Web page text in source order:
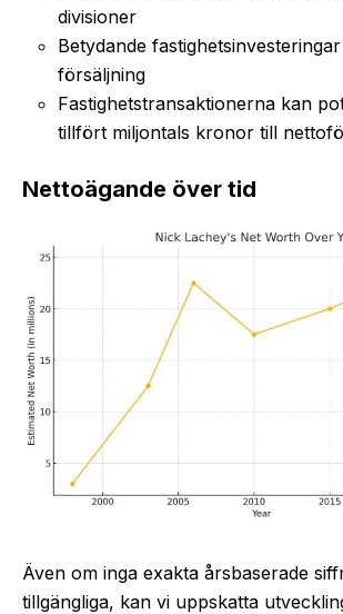
divisioner
Betydande
försäljning
Fastighetstransaktionerna kan
tillfört miljontals kronor till
Nettoägande över tid
Även om inga exakta årsbaserade
tillgängliga, kan vi uppskatta